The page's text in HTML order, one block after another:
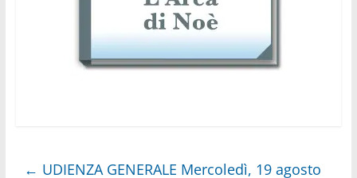
← UDIENZA GENERALE Mercoledì, 19 agosto